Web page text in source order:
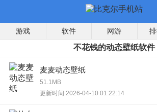
游戏 软件 网游
不花钱的动态壁纸软件
麦麦动态壁纸
51.1MB
更新时间:2026-04-10 01:22:14